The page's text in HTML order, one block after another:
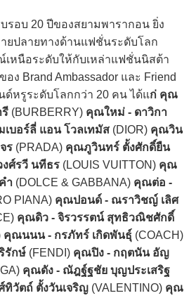
บ 20 ปีของสยามพารากอน ยิ่ง
ยปลายทางด้านแฟชั่นระดับโลก
หนือระดับให้กับเหล่าแฟชั่นนิสต้า
ง Brand Ambassador และ Friend
ด์หรูระดับโลกกว่า 20 คน ได้แก่ คุณ
(BURBERRY) คุณใหม่ - ดาวิกา
บอร์ลี่ แอน โวลเทมัส (DIOR) คุณวิน
ร (PRADA) คุณภูวินทร์ ตั้งศักดิ์ยืน
ศ์รวี นทีธร (LOUIS VUITTON) คุณ
ำ (DOLCE & GABBANA) คุณต่อ -
PIANA) คุณปอนด์ - ณราวิชญ์ เลิศ
คุณดิว - จิรวรรตน์ สุทธิวณิชศักดิ์
คุณนนน - กรภัทร์ เกิดพันธุ์ (COACH)
รักษ์ (FENDI) คุณปิง - กฤตนัน อัญ
คุณดัง - ณัฎฐ์ฐชัย บุญประเสริฐ
วัตถ์ ตั้งวันเจริญ (VALENTINO) คุณ